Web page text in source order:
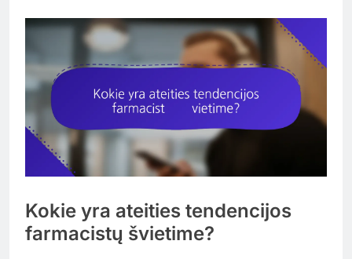
Kokie yra ateities tendencijos
farmacistų švietime?